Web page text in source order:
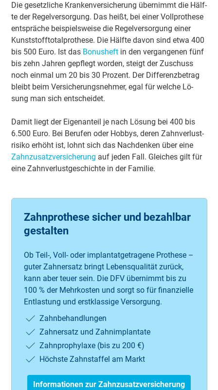
Die gesetz­liche Kran­ken­ver­siche­rung über­nimmt die Hälf­
te der Re­gel­ver­sor­gung. Das heißt, bei ei­ner Voll­pro­the­se
ent­sprä­che bei­spiels­wei­se die Re­gel­ver­sor­gung ei­ner
Kunst­stoff­to­tal­pro­the­se. Die Hälf­te da­von sind et­wa 400
bis 500 Eu­ro. Ist das Bo­nus­heft in den ver­gan­ge­nen fünf
bis zehn Jah­ren ge­pflegt wor­den, steigt der Zu­schuss
noch ein­mal um 20 bis 30 Pro­zent. Der Dif­fe­renz­be­trag
bleibt beim Ver­si­che­rungs­neh­mer, egal für wel­che Lö­
sung man sich ent­schei­det.
Da­mit liegt der Ei­gen­an­teil je nach Lö­sung bei 400 bis
6.500 Eu­ro. Bei Be­ru­fen oder Hob­bys, de­ren Zahn­ver­lust­
ri­siko er­höht ist, lohnt sich das Nach­den­ken über ei­ne
Zahn­zu­satz­ver­siche­rung auf je­den Fall. Glei­ches gilt für
ei­ne Zahn­ver­lust­ge­schich­te in der Fa­mi­lie.
Zahnprothese sicher und bezahlbar
gestalten
Ob Teil-, Voll- oder implantatgetragene Prothese –
guter Zahnersatz bringt Lebensqualität zurück,
kann aber teuer sein. Die DFV übernimmt bis zu
100 % der Mehrkosten und sorgt so für finanzielle
Entlastung und erstklassige Versorgung.
Zahnbehandlungen
Zahnersatz und Zahnimplantate
Zahnprophylaxe (bis zu 200 €)
Höchste Zahnstaffel am Markt
Informationen zur Zahnzusatzversicherung